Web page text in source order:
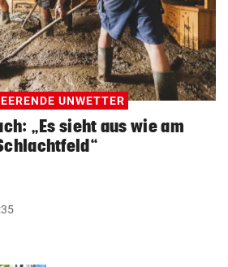
UNWETTER
„Es sieht aus wie am